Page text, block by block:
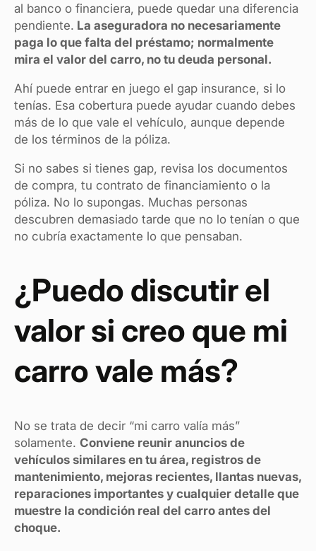
al banco o financiera, puede quedar una diferencia
pendiente. La aseguradora no necesariamente
paga lo que falta del préstamo; normalmente
mira el valor del carro, no tu deuda personal.
Ahí puede entrar en juego el gap insurance, si lo
tenías. Esa cobertura puede ayudar cuando debes
más de lo que vale el vehículo, aunque depende
de los términos de la póliza.
Si no sabes si tienes gap, revisa los documentos
de compra, tu contrato de financiamiento o la
póliza. No lo supongas. Muchas personas
descubren demasiado tarde que no lo tenían o que
no cubría exactamente lo que pensaban.
¿Puedo discutir el
valor si creo que mi
carro vale más?
No se trata de decir “mi carro valía más”
solamente. Conviene reunir anuncios de
vehículos similares en tu área, registros de
mantenimiento, mejoras recientes, llantas nuevas,
reparaciones importantes y cualquier detalle que
muestre la condición real del carro antes del
choque.